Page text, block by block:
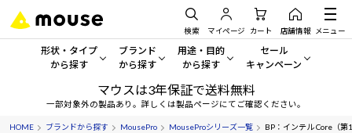
検索 マイページ カート 店舗情報 メニュー
形状・タイプ
から探す
形状・タイプから探す をすべてみる
ブランド
から探す
mouse
用途・目的
から探す
一般向けパソコン
セール
キャンペーン
セール・キャンペー
マウスは3年保証で送料無料
一部対象外の製品あり。詳しくは製品ページにてご確認ください。
HOME ブランドから探す MousePro MouseProシリーズ一覧 BP：インテル Core（